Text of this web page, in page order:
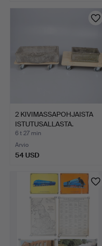
2 KIVIMASSAPOHJAISTA
ISTUTUSALLASTA.
6 t 27 min
Arvio
54 USD